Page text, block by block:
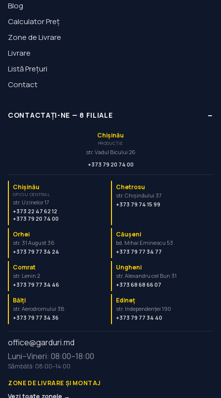
Blog
Calculator Preț
Zone de Livrare
Livrare
Listă Prețuri
Contact
CONTACTAȚI-NE — 8 FILIALE −
Chișinău
PRODUCȚIE
str. Vadul Bicului 26
+373 79 20 74 00
Chișinău
OFICIU CENTRAL
str. Uzinelor 17
+373 22 47 62 12
+373 79 20 74 00
Chetrosu
str. Chișinăului 37
+373 79 74 15 99
Orhei
str. 31 August 36
+373 79 77 34 24
Căușeni
bd. Mihai Eminescu 53
+373 79 77 34 77
Comrat
str. Lenin 2
+373 79 77 34 46
Ungheni
str. Alexandru cel Bun 31
+373 68 68 66 07
Bălți
str. Aerodromului 3B
+373 79 77 34 36
Edineț
str. Independenței 190
+373 79 77 34 40
office@garduri.md
Luni–Vineri: 08:00–18:00
Sâmbătă: 08:00–14:00
ZONE DE LIVRARE ȘI MONTAJ
Vezi toate zonele →